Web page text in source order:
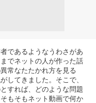
であるようなうわさがあ
でネットの人が作った話
常なたたかれ方を見る
してきました。そこで、
すれば、どのような問題
もそもネット動画で何か